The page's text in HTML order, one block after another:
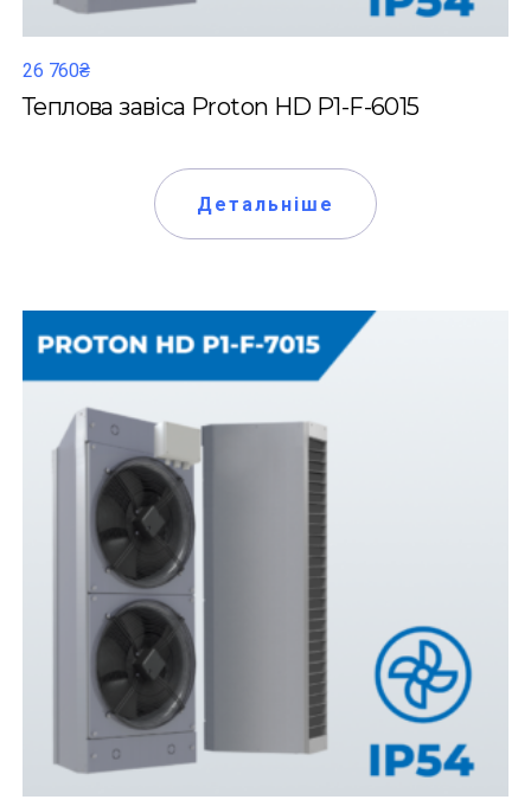
26 760₴
Теплова завіса Proton HD P1-F-6015
Детальніше